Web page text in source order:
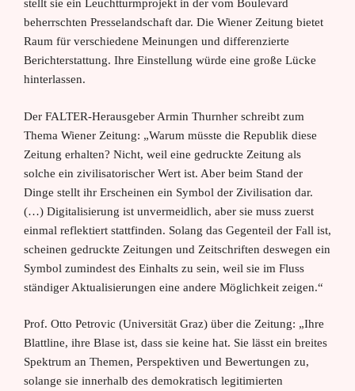
stellt sie ein Leuchtturmprojekt in der vom Boulevard
beherrschten Presselandschaft dar. Die Wiener Zeitung bietet
Raum für verschiedene Meinungen und differenzierte
Berichterstattung. Ihre Einstellung würde eine große Lücke
hinterlassen.
Der FALTER-Herausgeber Armin Thurnher schreibt zum
Thema Wiener Zeitung: „Warum müsste die Republik diese
Zeitung erhalten? Nicht, weil eine gedruckte Zeitung als
solche ein zivilisatorischer Wert ist. Aber beim Stand der
Dinge stellt ihr Erscheinen ein Symbol der Zivilisation dar.
(…) Digitalisierung ist unvermeidlich, aber sie muss zuerst
einmal reflektiert stattfinden. Solang das Gegenteil der Fall ist,
scheinen gedruckte Zeitungen und Zeitschriften deswegen ein
Symbol zumindest des Einhalts zu sein, weil sie im Fluss
ständiger Aktualisierungen eine andere Möglichkeit zeigen.“
Prof. Otto Petrovic (Universität Graz) über die Zeitung: „Ihre
Blattline, ihre Blase ist, dass sie keine hat. Sie lässt ein breites
Spektrum an Themen, Perspektiven und Bewertungen zu,
solange sie innerhalb des demokratisch legitimierten